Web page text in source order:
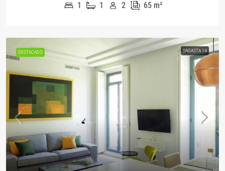
1 1 2 65 m²
DESTACADO SAGASTA 14